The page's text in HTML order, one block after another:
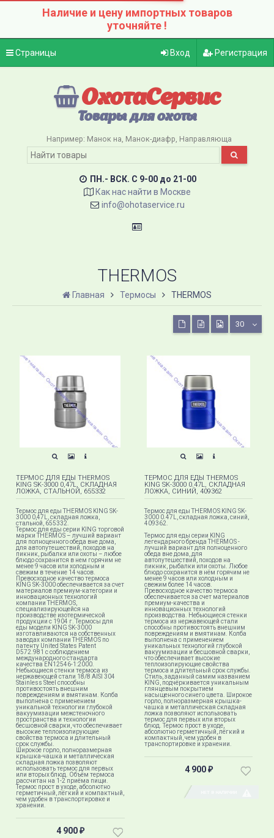
Наличие и цену импортных товаров
уточняйте !
Страницы Вход Регистрация
ОхотаСервис
Товары для охоты
Например: Манок на Манок-диафр Направляюща
ПН.- ВСК. C 9-00 до 21-00
Как нас найти в Москве
info@ohotaservice.ru
THERMOS
Главная Термосы THERMOS
30
ТЕРМОС ДЛЯ ЕДЫ THERMOS
KING SK-3000 0,47L, СКЛАДНАЯ
ЛОЖКА, СТАЛЬНОЙ, 655332
Термос для еды THERMOS KING SK-
3000 0,47L, складная ложка,
стальной, 655332.
Термос для еды серии KING торговой
марки THERMOS – лучший вариант
для полноценного обеда вне дома,
для автопутешествий, походов на
пикник, рыбалки или охоты – любое
блюдо сохранится в нем горячим не
менее 9 часов или холодным и
свежим в течение 14 часов.
Превосходное качество термоса
KING SK-3000 обеспечивается за счет
материалов премиум-категории и
инновационных технологий
компании THERMOS,
специализирующейся на
производстве изотермической
продукции с 1904 г. Термосы для
еды модели KING SK-3000
изготавливаются на собственных
заводах компании THERMOS по
патенту United States Patent
D572.981 с соблюдением
международного стандарта
качества EN12546-1:2000.
Небьющиеся стенки термоса из
нержавеющей стали 18/8 AISI 304
Stainless Steel способны
противостоять внешним
повреждениям и вмятинам. Колба
выполнена с применением
уникальной технологии глубокой
вакуумизации межстеночного
пространства и технологии
бесшовной сварки, что обеспечивает
высокие теплоизолирующие
свойства термоса и длительный
срок службы.
Широкое горло, полноразмерная
крышка-чашка и металлическая
складная ложка позволяют
использовать термос для первых
или вторых блюд. Объём термоса
рассчитан на 1-2 приёма пищи.
Термос прост в уходе, абсолютно
герметичный, лёгкий и компактный,
чем удобен в транспортировке и
хранении.
4 900 ₽
ТЕРМОС ДЛЯ ЕДЫ THERMOS
KING SK-3000 0.47L, СКЛАДНАЯ
ЛОЖКА, СИНИЙ, 409362
Термос для еды THERMOS KING SK-
3000 0.47L, складная ложка, синий,
409362.
Термос для еды серии KING
легендарного бренда THERMOS -
лучший вариант для полноценного
обеда вне дома, для
автопутешествий, походов на
пикник, рыбалки или охоты. Любое
блюдо сохранится в нём горячим не
менее 9 часов или холодным и
свежим более 14 часов.
Превосходное качество термоса
обеспечивается за счет материалов
премиум-качества и
инновационных технологий
производства. Небьющиеся стенки
термоса из нержавеющей стали
способны противостоять внешним
повреждениям и вмятинам. Колба
выполнена с применением
уникальных технологий глубокой
вакуумизации и бесшовной сварки,
что обеспечивает высокие
теплоизолирующие свойства
термоса и длительный срок службы.
Стиль, заданный самим названием
KING, подчёркивается уникальным
глянцевым покрытием
насыщенного синего цвета. Широкое
горло, полноразмерная крышка-
чашка и металлическая складная
ложка позволяют использовать
термос для первых или вторых
блюд. Термос прост в уходе,
абсолютно герметичный, лёгкий и
компактный, чем удобен в
транспортировке и хранении.
4 900 ₽